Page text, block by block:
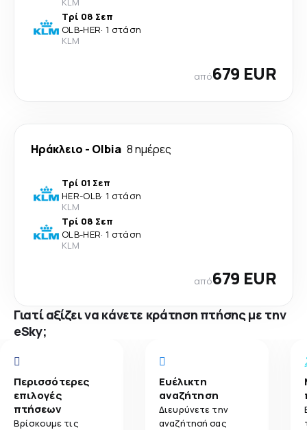
Τρί 08 Σεπ
OLB-HER· 1 στάση
KLM
από679 EUR
Ηράκλειο - Olbia 8 ημέρες
Τρί 01 Σεπ
HER-OLB· 1 στάση
KLM
Τρί 08 Σεπ
OLB-HER· 1 στάση
KLM
από679 EUR
Γιατί αξίζει να κάνετε κράτηση πτήσης με την
eSky;
Περισσότερες
επιλογές
πτήσεων
Βρίσκουμε τις
Ευέλικτη
αναζήτηση
Διευρύνετε την
αναζήτησή σας